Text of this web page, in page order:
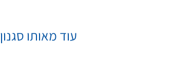
עוד מאותו סגנון